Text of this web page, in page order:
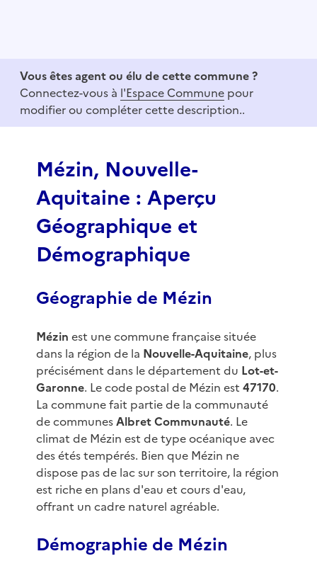
3
Vous êtes agent ou élu de cette commune ?
Connectez-vous à l'Espace Commune pour
modifier ou compléter cette description..
Mézin, Nouvelle-
Aquitaine : Aperçu
Géographique et
Démographique
Géographie de Mézin
Mézin est une commune française située
dans la région de la Nouvelle-Aquitaine, plus
précisément dans le département du Lot-et-
Garonne. Le code postal de Mézin est 47170.
La commune fait partie de la communauté
de communesAlbret Communauté. Le
climat de Mézin est de type océanique avec
des étés tempérés. Bien que Mézin ne
dispose pas de lac sur son territoire, la région
est riche en plans d'eau et cours d'eau,
offrant un cadre naturel agréable.
Démographie de Mézin